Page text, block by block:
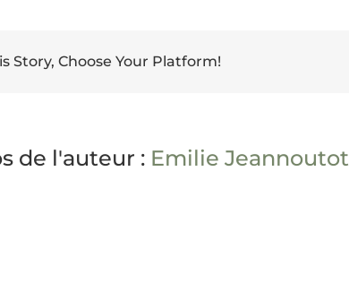
Story, Choose Your Platform!
de l'auteur : Emilie Jeannoutot